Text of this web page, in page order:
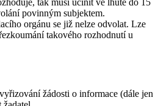
tak musí učinit ve lhůtě do 15
povinným subjektem.
orgánu se již nelze odvolat. Lze
takového rozhodnutí u
žádosti o informace (dále jen